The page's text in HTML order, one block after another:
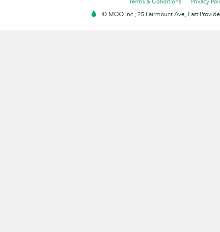
© MOO Inc., 25 Fairmount Ave, East